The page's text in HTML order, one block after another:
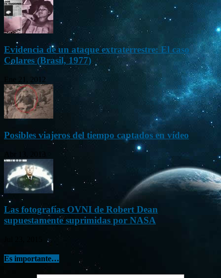
Evidencia de un ataque extraterrestre: El caso
Colares (Brasil, 1977)
Ene 21, 2012
Posibles viajeros del tiempo captados en vídeo
Las fotografías OVNI de Robert Dean
supuestamente suprimidas por NASA
Es importante…